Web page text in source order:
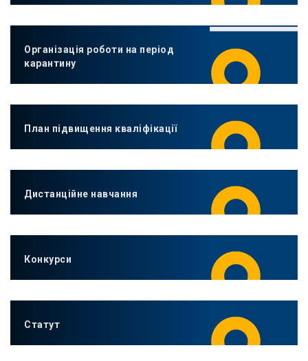
Організація роботи на період
карантину
План підвищення кваліфікації
Дистанційне навчання
Конкурси
Статут